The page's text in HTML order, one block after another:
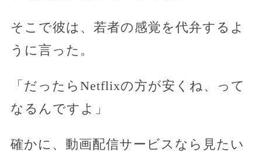
そこで彼は、若者の感覚を代弁するよ
うに言った。
「だったらNetflixの方が安くね、って
なるんですよ」
確かに、動画配信サービスなら見たい